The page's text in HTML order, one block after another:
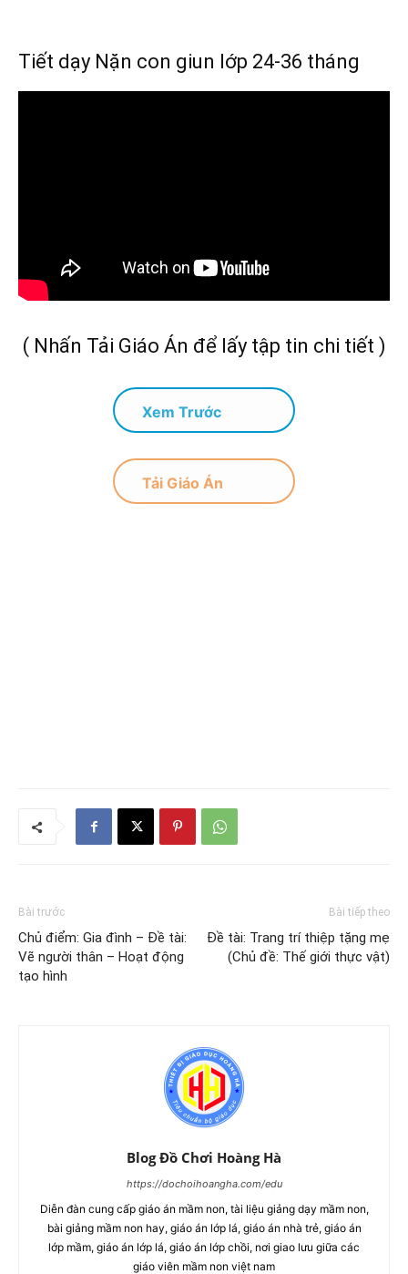
Tiết dạy Nặn con giun lớp 24-36 tháng
( Nhấn Tải Giáo Án để lấy tập tin chi tiết )
Xem Trước
Tải Giáo Án
Bài trước
Chủ điểm: Gia đình – Đề tài:
Vẽ người thân – Hoạt động
tạo hình
Bài tiếp theo
Đề tài: Trang trí thiệp tặng mẹ
(Chủ đề: Thế giới thực vật)
Blog Đồ Chơi Hoàng Hà
https://dochoihoangha.com/edu
Diễn đàn cung cấp giáo án mầm non, tài liệu giảng dạy mầm non,
bài giảng mầm non hay, giáo án lớp lá, giáo án nhà trẻ, giáo án
lớp mầm, giáo án lớp lá, giáo án lớp chồi, nơi giao lưu giữa các
giáo viên mầm non việt nam